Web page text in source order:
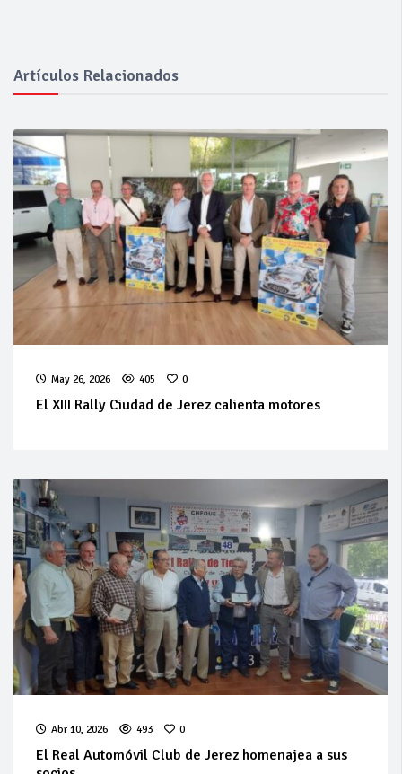
Artículos Relacionados
May 26, 2026 405 0
El XIII Rally Ciudad de Jerez calienta motores
Abr 10, 2026 493 0
El Real Automóvil Club de Jerez homenajea a sus